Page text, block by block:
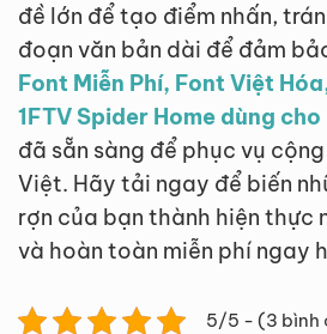
đề lớn để tạo điểm nhấn,
đoạn văn bản dài để đảm
Font Miễn Phí, Font Việt
1FTV Spider Home dùng
đã sẵn sàng để phục vụ
Việt. Hãy tải ngay để biến
rợn của bạn thành hiện thực
và hoàn toàn miễn phí ngay
5/5 - (3 bình